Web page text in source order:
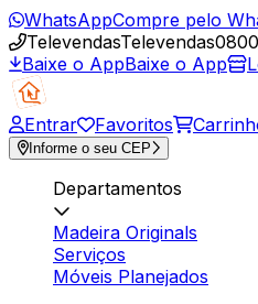
WhatsAppCompre pelo
TelevendasTelevendas
Baixe o AppBaixe o App
Entrar Favoritos
Informe o seu CEP
Departamentos
Madeira Originals
Serviços
Móveis Planejados